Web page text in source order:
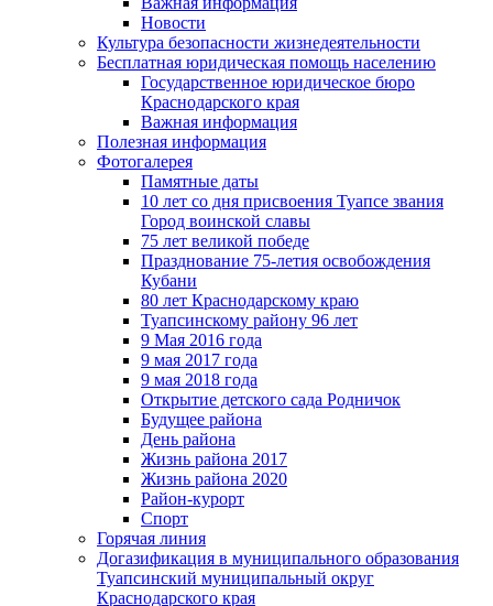
Новости
Культура безопасности жизнедеятельности
Бесплатная юридическая помощь населению
Государственное юридическое бюро
Краснодарского края
Важная информация
Полезная информация
Фотогалерея
Памятные даты
10 лет со дня присвоения Туапсе звания
Город воинской славы
75 лет великой победе
Празднование 75-летия освобождения
Кубани
80 лет Краснодарскому краю
Туапсинскому району 96 лет
9 Мая 2016 года
9 мая 2017 года
9 мая 2018 года
Открытие детского сада Родничок
Будущее района
День района
Жизнь района 2017
Жизнь района 2020
Район-курорт
Спорт
Горячая линия
Догазификация в муниципального образования
Туапсинский муниципальный округ
Краснодарского края